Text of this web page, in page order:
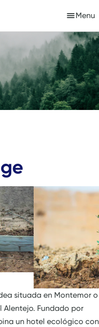
Menu
situada en Montemor o
Alentejo. Fundado por
un hotel ecológico con